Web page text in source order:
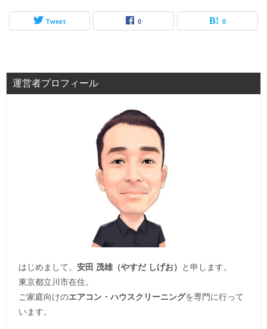
Tweet 0 0
運営者プロフィール
はじめまして。 安田 茂雄（やすだ しげお）
と申します。
東京都立川市在住。
ご家庭向けのエアコン・ハウスクリーニングを専門に行って
います。